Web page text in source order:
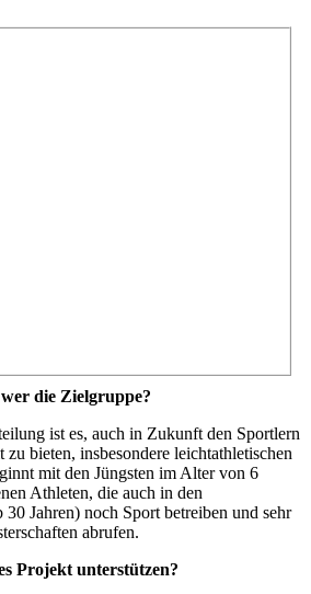
die Zielgruppe?
ist es, auch in Zukunft den Sportlern
bieten, insbesondere leichtathletischen
mit den Jüngsten im Alter von 6
Athleten, die auch in den
30 Jahren) noch Sport betreiben und sehr
abrufen.
Projekt unterstützen?